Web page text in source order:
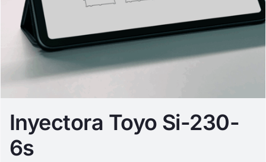
Inyectora Toyo Si-230-
6s